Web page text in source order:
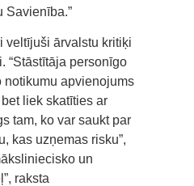
Savienība.”
veltījuši ārvalstu kritiķi
“Stāstītāja personīgo
notikumu apvienojums
liek skatīties ar
tam, ko var saukt par
kas uzņemas risku”,
un
raksta